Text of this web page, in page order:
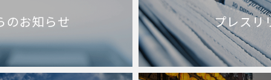
のお知らせ プレスリ